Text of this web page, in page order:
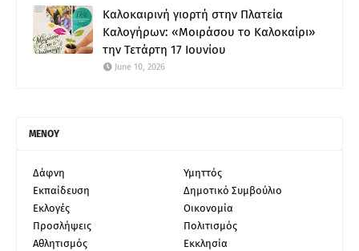
Καλοκαιρινή γιορτή στην Πλατεία
Καλογήρων: «Μοιράσου το Καλοκαίρι»
την Τετάρτη 17 Ιουνίου
June 10, 2026
ΜΕΝΟΥ
Δάφνη
Υμηττός
Εκπαίδευση
Δημοτικό Συμβούλιο
Εκλογές
Οικονομία
Προσλήψεις
Πολιτισμός
Αθλητισμός
Εκκλησία